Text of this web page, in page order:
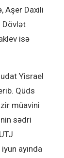
Aşer Daxili
Dövlət
isə
Yisrael
Qüds
müavini
sədri
ayında